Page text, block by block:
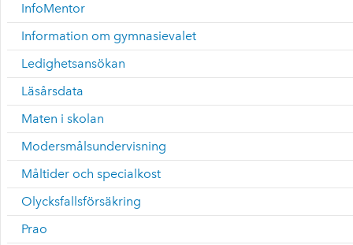
InfoMentor
Information om gymnasievalet
Ledighetsansökan
Läsårsdata
Maten i skolan
Modersmålsundervisning
Måltider och specialkost
Olycksfallsförsäkring
Prao